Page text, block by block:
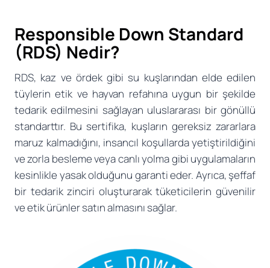
Responsible Down Standard
(RDS) Nedir?
RDS, kaz ve ördek gibi su kuşlarından elde edilen
tüylerin etik ve hayvan refahına uygun bir şekilde
tedarik edilmesini sağlayan uluslararası bir gönüllü
standarttır. Bu sertifika, kuşların gereksiz zararlara
maruz kalmadığını, insancıl koşullarda yetiştirildiğini
ve zorla besleme veya canlı yolma gibi uygulamaların
kesinlikle yasak olduğunu garanti eder. Ayrıca, şeffaf
bir tedarik zinciri oluşturarak tüketicilerin güvenilir
ve etik ürünler satın almasını sağlar.